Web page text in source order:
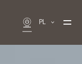
PL